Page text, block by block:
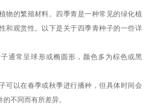
物的繁殖材料。四季青是一种常见的绿化植
和观赏性。以下是关于四季青种子的一些详
通常呈球形或椭圆形，颜色多为棕色或黑
可以在春季或秋季进行播种，但具体时间会
不同而有所差异。